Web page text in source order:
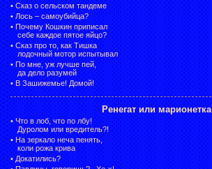
• Сказ о сельском тандеме
• Лось – самоубийца?
• Почему Кошкин приписал
себе каждое пятое яйцо?
• Сказ про то, как Тишка
лодочный мотор испытывал
• По мне, уж лучше пей,
да дело разумей
• В Зашижемье! Домой!
Ренегат или марионетка
• Что в лоб, что по лбу!
Дуролом или вредитель?!
• На зеркало неча пенять,
коли рожа крива
• Докатились?